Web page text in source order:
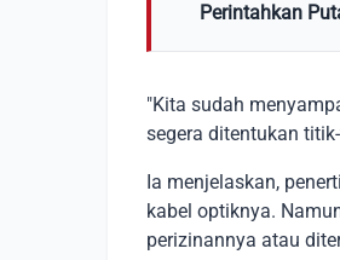
Perintahkan
"Kita sudah
segera ditentukan
Ia menjelaskan,
kabel optiknya.
perizinannya atau